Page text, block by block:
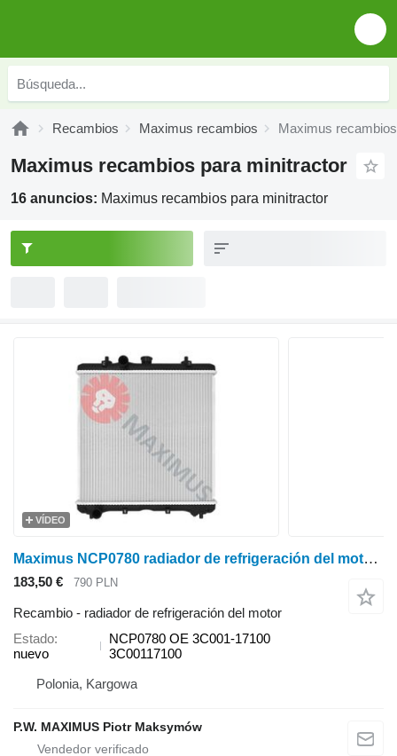
Recambios Maximus recambios Maximus
Maximus recambios para minitractor
16 anuncios: Maximus recambios para minitractor
VÍDEO
Maximus NCP0780 radiador de refrigeración del motor para Kubota M7040 minitractor
183,50 € 790 PLN
Recambio - radiador de refrigeración del motor
Estado
nuevo
NCP0780 OE 3C001-17100
3C00117100
Polonia, Kargowa
P.W. MAXIMUS Piotr Maksymów